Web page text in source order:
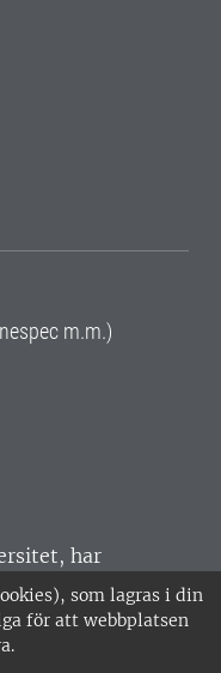
som lagras i din
för att webbplatsen
m.m.)
har
Huvudorter är
är
•